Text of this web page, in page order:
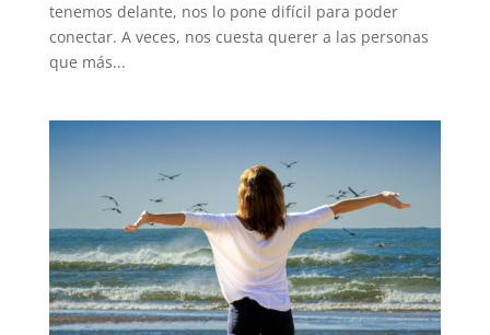
tenemos delante, nos lo pone difícil para poder
conectar. A veces, nos cuesta querer a las personas
que más...